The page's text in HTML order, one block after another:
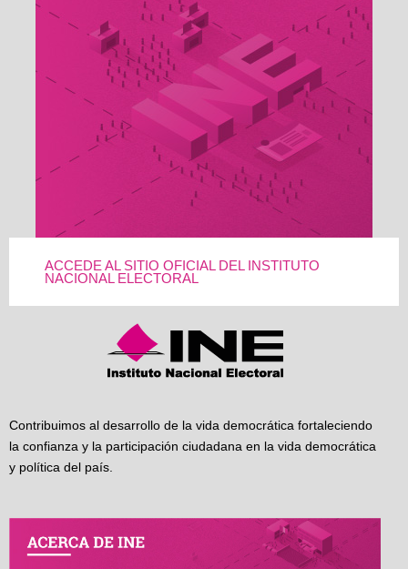
ACCEDE AL SITIO OFICIAL DEL INSTITUTO
NACIONAL ELECTORAL
Contribuimos al desarrollo de la vida democrática fortaleciendo
la confianza y la participación ciudadana en la vida democrática
y política del país.